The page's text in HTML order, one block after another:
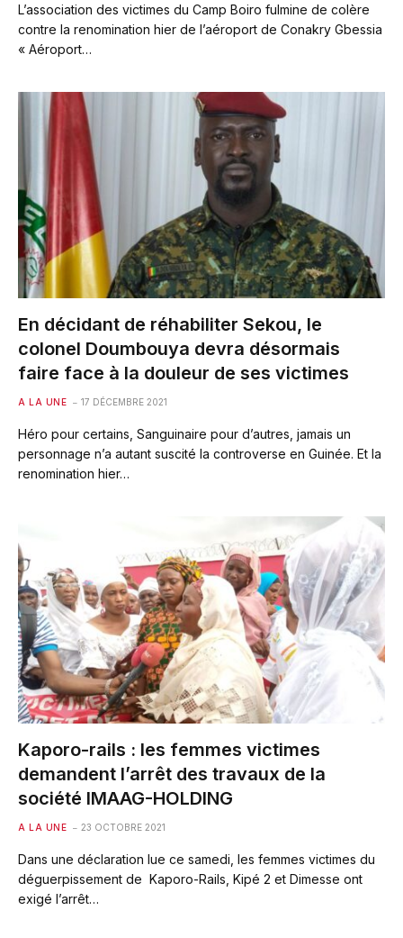
L’association des victimes du Camp Boiro fulmine de colère
contre la renomination hier de l’aéroport de Conakry Gbessia
« Aéroport…
En décidant de réhabiliter Sekou, le
colonel Doumbouya devra désormais
faire face à la douleur de ses victimes
A LA UNE 17 DÉCEMBRE 2021
Héro pour certains, Sanguinaire pour d’autres, jamais un
personnage n’a autant suscité la controverse en Guinée. Et la
renomination hier…
Kaporo-rails : les femmes victimes
demandent l’arrêt des travaux de la
société IMAAG-HOLDING
A LA UNE 23 OCTOBRE 2021
Dans une déclaration lue ce samedi, les femmes victimes du
déguerpissement de Kaporo-Rails, Kipé 2 et Dimesse ont
exigé l’arrêt…